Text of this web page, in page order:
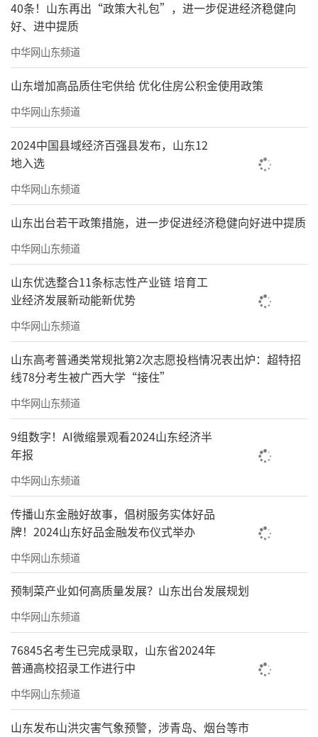
40条！山东再出“政策大礼包”，进一步促进经济稳健向
好、进中提质
中华网山东频道
山东增加高品质住宅供给 优化住房公积金使用政策
中华网山东频道
2024中国县域经济百强县发布，山东12
地入选
中华网山东频道
山东出台若干政策措施，进一步促进经济稳健向好进中提质
中华网山东频道
山东优选整合11条标志性产业链 培育工
业经济发展新动能新优势
中华网山东频道
山东高考普通类常规批第2次志愿投档情况表出炉：超特招
线78分考生被广西大学“接住”
中华网山东频道
9组数字！AI微缩景观看2024山东经济半
年报
中华网山东频道
传播山东金融好故事，倡树服务实体好品
牌！2024山东好品金融发布仪式举办
中华网山东频道
预制菜产业如何高质量发展？山东出台发展规划
中华网山东频道
76845名考生已完成录取，山东省2024年
普通高校招录工作进行中
中华网山东频道
山东发布山洪灾害气象预警，涉青岛、烟台等市